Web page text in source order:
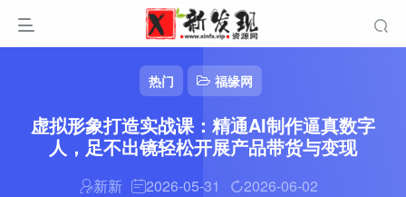
热门 福缘网
虚拟形象打造实战课：精通AI制作逼真数字
人，足不出镜轻松开展产品带货与变现
新新 2026-05-31
2026-06-02